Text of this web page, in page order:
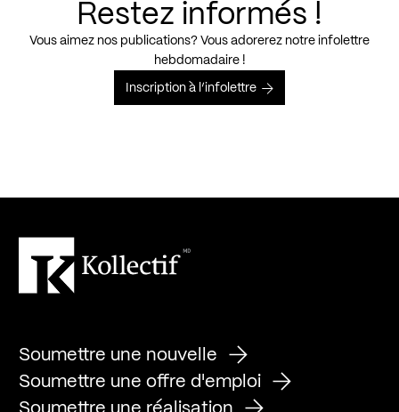
Restez informés !
Vous aimez nos publications? Vous adorerez notre infolettre
hebdomadaire !
Inscription à l’infolettre
Soumettre une nouvelle
Soumettre une offre d'emploi
Soumettre une réalisation